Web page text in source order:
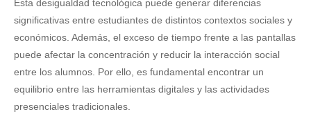
Esta desigualdad tecnológica puede generar diferencias
significativas entre estudiantes de distintos contextos sociales y
económicos. Además, el exceso de tiempo frente a las pantallas
puede afectar la concentración y reducir la interacción social
entre los alumnos. Por ello, es fundamental encontrar un
equilibrio entre las herramientas digitales y las actividades
presenciales tradicionales.